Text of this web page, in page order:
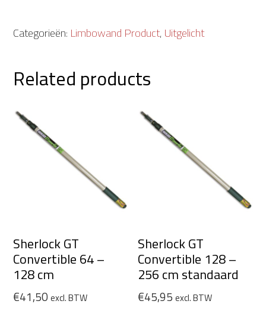
versie
quantity
Categorieën: Limbowand Product, Uitgelicht
Related products
Sherlock GT
Convertible 64 –
128 cm
€41,50 excl. BTW
Sherlock GT
Convertible 128 –
256 cm standaard
€45,95 excl. BTW